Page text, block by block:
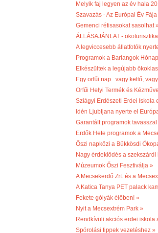
Melyik faj legyen az év hala
Szavazás - Az Európai Év
Gemenci rétisasokat sasolhat
ÁLLÁSAJÁNLAT -
A legviccesebb állatfotók
Programok a Barlangok
Elkészültek a legújabb
Egy orfűi nap...vagy kettő,
Orfűi Helyi Termék és
Sziágyi Erdészeti Erdei Iskola
Idén Ljubljana nyerte el
Garantált programok tavasszal
Erdők Hete programok a
Őszi napközi a Bükkösdi
Nagy érdeklődés a
Múzeumok Őszi Fesztiválja »
A Mecsekerdő Zrt. és a
A Katica Tanya PET palack
Fekete gólyák élőben! »
Nyit a Mecsextrém Park »
Rendkívüli akciós erdei iskola
Spórolási tippek vezetéshez »